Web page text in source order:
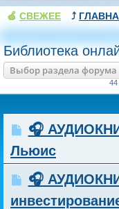
🍏 СВЕЖЕЕ ⤴️
Библиотека
Выбор раздела форума
44
🎧
Льюис
🎧